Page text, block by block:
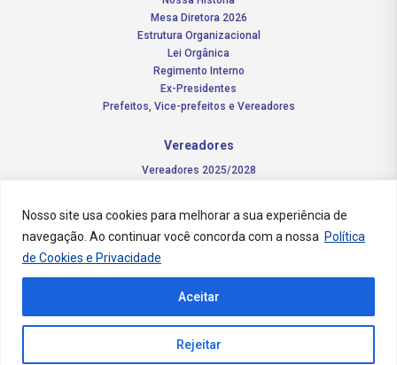
Nosso site usa cookies para melhorar a sua experiência de
navegação. Ao continuar você concorda com a nossa Política
de Cookies e Privacidade
Rejeitar
Aceitar
Mesa Diretora 2026
Estrutura Organizacional
Lei Orgânica
Regimento Interno
Ex-Presidentes
Prefeitos, Vice-prefeitos e Vereadores
Vereadores
Vereadores 2025/2028
Notícias
Concursos
Contato